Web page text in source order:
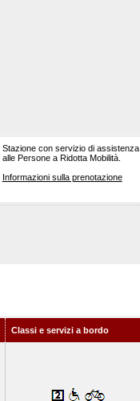
Stazione con servizio di assistenza
alle Persone a Ridotta Mobilità.
Informazioni sulla prenotazione
Classi e servizi a bordo